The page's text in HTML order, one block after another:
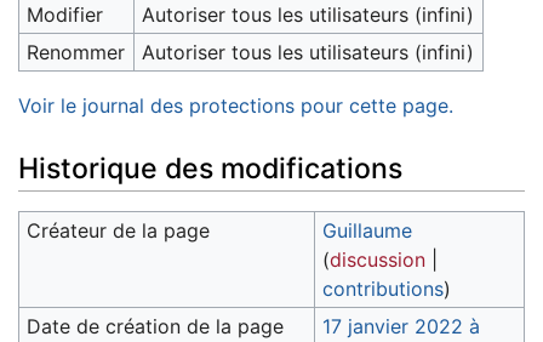
Modifier
Autoriser tous les utilisateurs (infini)
Renommer
Autoriser tous les utilisateurs (infini)
Voir le journal des protections pour cette page.
Historique des modifications
Créateur de la page
Guillaume
(discussion
contributions)
Date de création de la page
17 janvier 2022 à